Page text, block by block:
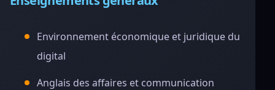
Environnement économique et juridique du
digital
Anglais des affaires et communication